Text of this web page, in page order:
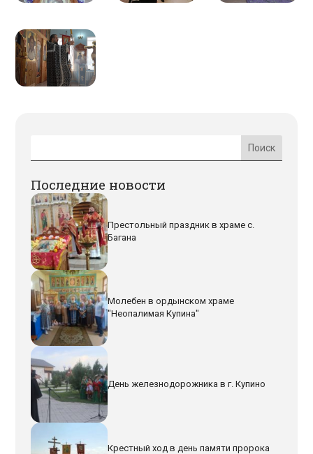
Последние новости
Престольный праздник в храме с.
Багана
Молебен в ордынском храме
"Неопалимая Купина"
День железнодорожника в г. Купино
Крестный ход в день памяти пророка